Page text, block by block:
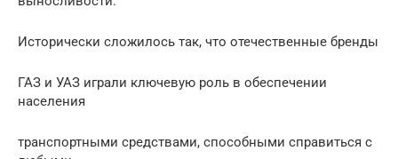
Исторически сложилось так, что отечественные бренды
ГАЗ и УАЗ играли ключевую роль в обеспечении
населения
транспортными средствами, способными справиться с